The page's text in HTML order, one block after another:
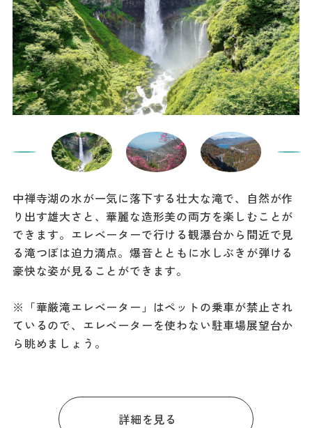
中禅寺湖の水が一気に落下する壮大な滝で、自然が作
り出す雄大さと、華麗な造形美の両方を楽しむことが
できます。エレベーターで行ける観瀑台から間近で見
る滝つぼは迫力満点。爆音とともに水しぶきが弾ける
豪快な姿が見ることができます。
※「華厳滝エレベーター」はペットの乗車が禁止され
ているので、エレベーターを使わない駐車場展望台か
ら眺めましょう。
詳細を見る